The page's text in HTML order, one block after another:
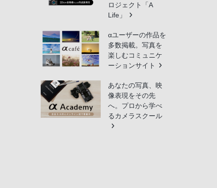
ロジェクト「A
Life」
αユーザーの作品を
多数掲載。写真を
楽しむコミュニケ
ーションサイト
あなたの写真、映
像表現をその先
へ。プロから学べ
るカメラスクール